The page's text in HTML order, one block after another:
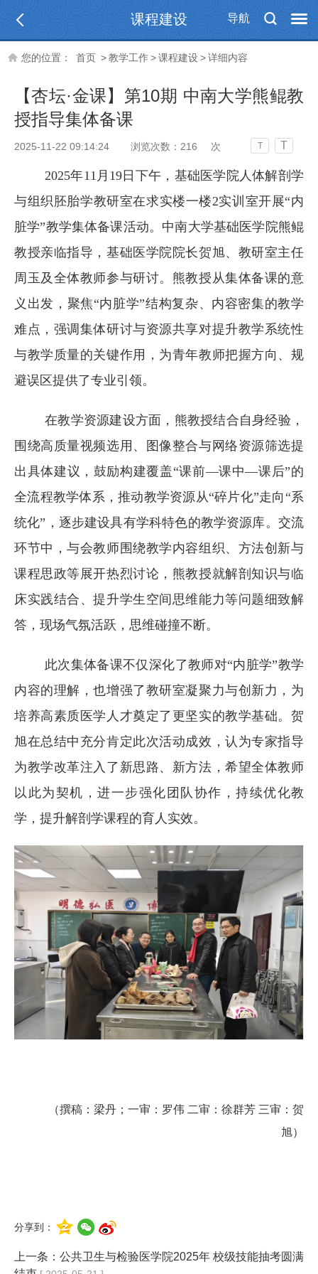
导航
课程建设
您的位置： 首页 >教学工作>课程建设>详细内容
【杏坛·金课】第10期 中南大学熊鲲教
授指导集体备课
2025-11-22 09:14:24 浏览次数： 216 次 T T
2025年11月19日下午，基础医学院人体解剖学
与组织胚胎学教研室在求实楼一楼2实训室开展“内
脏学”教学集体备课活动。中南大学基础医学院熊鲲
教授亲临指导，基础医学院院长贺旭、教研室主任
周玉及全体教师参与研讨。熊教授从集体备课的意
义出发，聚焦“内脏学”结构复杂、内容密集的教学
难点，强调集体研讨与资源共享对提升教学系统性
与教学质量的关键作用，为青年教师把握方向、规
避误区提供了专业引领。
在教学资源建设方面，熊教授结合自身经验，
围绕高质量视频选用、图像整合与网络资源筛选提
出具体建议，鼓励构建覆盖“课前—课中—课后”的
全流程教学体系，推动教学资源从“碎片化”走向“系
统化”，逐步建设具有学科特色的教学资源库。交流
环节中，与会教师围绕教学内容组织、方法创新与
课程思政等展开热烈讨论，熊教授就解剖知识与临
床实践结合、提升学生空间思维能力等问题细致解
答，现场气氛活跃，思维碰撞不断。
此次集体备课不仅深化了教师对“内脏学”教学
内容的理解，也增强了教研室凝聚力与创新力，为
培养高素质医学人才奠定了更坚实的教学基础。贺
旭在总结中充分肯定此次活动成效，认为专家指导
为教学改革注入了新思路、新方法，希望全体教师
以此为契机，进一步强化团队协作，持续优化教
学，提升解剖学课程的育人实效。
（撰稿：梁丹； 一审：罗伟 二审：徐群芳 三审：贺
旭）
分享到：
上一条： 公共卫生与检验医学院2025年 校级技能抽考圆满